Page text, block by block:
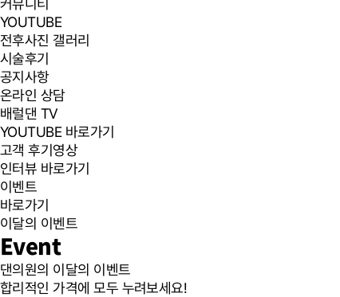
커뮤니티
YOUTUBE
전후사진 갤러리
시술후기
공지사항
온라인 상담
배럴댄 TV
YOUTUBE 바로가기
고객 후기영상
인터뷰 바로가기
이벤트
바로가기
이달의 이벤트
Event
댄의원의 이달의 이벤트
합리적인 가격에 모두 누려보세요!